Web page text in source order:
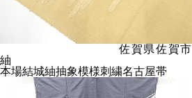
佐賀県佐賀市
紬
本場結城紬抽象模様刺繍名古屋帯